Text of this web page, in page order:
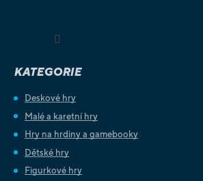
KATEGORIE
Deskové hry
Malé a karetní hry
Hry na hrdiny a gamebooky
Dětské hry
Figurkové hry